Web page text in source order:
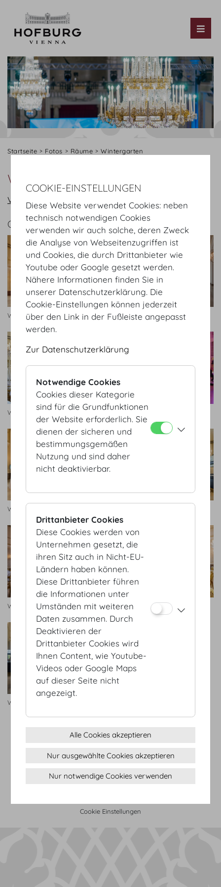
Startseite Fotos Räume Wintergarten
Wintergarten
Virtuelle Tour starten
GALERIE
Wintergarten Wintergarten
Wintergarten Wintergarten
Wintergarten
Wintergarten Wintergarten
Wintergarten
Impressum
Cookie Einstellungen
COOKIE-EINSTELLUNGEN
Diese Website verwendet Cookies: neben
technisch notwendigen Cookies
verwenden wir auch solche, deren Zweck
die Analyse von Webseitenzugriffen ist
und Cookies, die durch Drittanbieter wie
Youtube oder Google gesetzt werden.
Nähere Informationen finden Sie in
unserer Datenschutzerklärung. Die
Cookie-Einstellungen können jederzeit
über den Link in der Fußleiste angepasst
werden.
Zur Datenschutzerklärung
Notwendige Cookies
Cookies dieser Kategorie
sind für die Grundfunktionen
der Website erforderlich. Sie
dienen der sicheren und
bestimmungsgemäßen
Nutzung und sind daher
nicht deaktivierbar.
Drittanbieter Cookies
Diese Cookies werden von
Unternehmen gesetzt, die
ihren Sitz auch in Nicht-EU-
Ländern haben können.
Diese Drittanbieter führen
die Informationen unter
Umständen mit weiteren
Daten zusammen. Durch
Deaktivieren der
Drittanbieter Cookies wird
Ihnen Content, wie Youtube-
Videos oder Google Maps
auf dieser Seite nicht
angezeigt.
Alle Cookies akzeptieren
Nur ausgewählte Cookies akzeptieren
Nur notwendige Cookies verwenden